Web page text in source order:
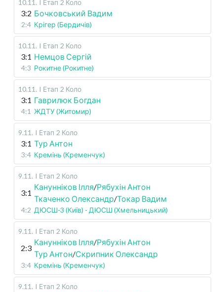
10.11 . I Етап 2 Коло
3:2 Бочковський Вадим
2:4 Крігер (Бердичів)
10.11 . I Етап 2 Коло
3:1 Немцов Сергій
4:3 Рокитне (Рокитне)
10.11 . I Етап 2 Коло
3:1 Гаврилюк Богдан
4:1 ЖДТУ (Житомир)
9.11 . I Етап 2 Коло
3:1 Тур Антон
3:4 Кремінь (Кременчук)
9.11 . I Етап 2 Коло
3:1
Канунніков Ілля/Рябухін Антон
Ткаченко Олександр/Токар Вадим
4:2 ДЮСШ-3 (Київ) - ДЮСШ (Хмельницький)
9.11 . I Етап 2 Коло
2:3
Канунніков Ілля/Рябухін Антон
Тур Антон/Скрипник Олександр
3:4 Кремінь (Кременчук)
9.11 . I Етап 2 Коло